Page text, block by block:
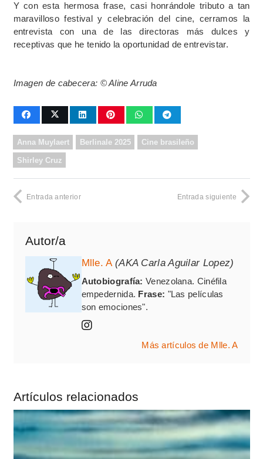
Y con esta hermosa frase, casi honrándole tributo a tan
maravilloso festival y celebración del cine, cerramos la
entrevista con una de las directoras más dulces y
receptivas que he tenido la oportunidad de entrevistar.
Imagen de cabecera: © Aline Arruda
Anna Muylaert Berlinale 2025 Cine brasileño
Shirley Cruz
Entrada anterior Entrada siguiente
Autor/a
Mlle. A (AKA Carla Aguilar Lopez)
Autobiografía: Venezolana. Cinéfila
empedernida. Frase: "Las películas
son emociones".
Más artículos de Mlle. A
Artículos relacionados